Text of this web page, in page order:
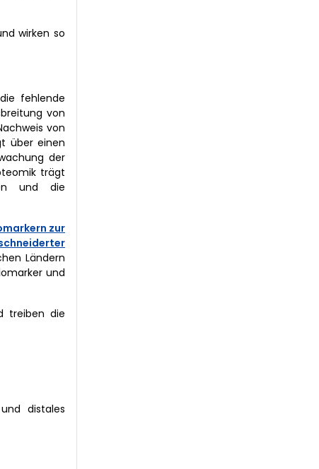
wirken so
fehlende
von
von
über einen
der
trägt
und die
zur
Ländern
und
treiben die
distales